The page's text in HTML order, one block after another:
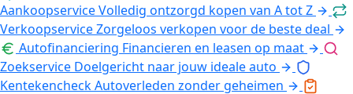
AankoopserviceVolledig ontzorgd kopen van A tot Z
VerkoopserviceZorgeloos verkopen voor de beste deal
Autofinanciering Financieren en leasen op maat
Zoekservice Doelgericht naar jouw ideale auto
KentekencheckAutoverleden zonder geheimen